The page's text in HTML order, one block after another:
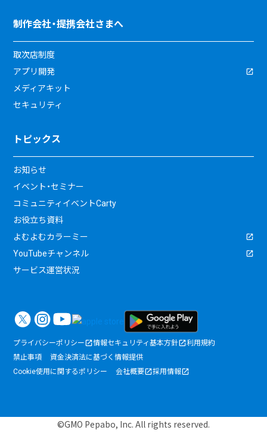
制作会社・提携会社さまへ
取次店制度
アプリ開発
メディアキット
セキュリティ
トピックス
お知らせ
イベント・セミナー
コミュニティイベントCarty
お役立ち資料
よむよむカラーミー
YouTubeチャンネル
サービス運営状況
プライバシーポリシー 情報セキュリティ基本方針
利用規約
禁止事項
資金決済法に基づく情報提供
Cookie使用に関するポリシー
会社概要 採用情報
©GMO Pepabo, Inc. All rights reserved.